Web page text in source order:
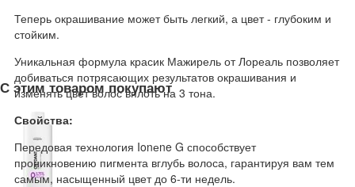
Теперь окрашивание может быть легкий, а цвет - глубоким и
стойким.
Уникальная формула красик Мажирель от Лореаль позволяет
добиваться потрясающих результатов окрашивания и
изменять цвет волос вплоть на 3 тона.
Свойства:
Передовая технология Ionеne G способствует
проникновению пигмента вглубь волоса, гарантируя вам тем
самым, насыщенный цвет до 6-ти недель.
С этим товаром покупают